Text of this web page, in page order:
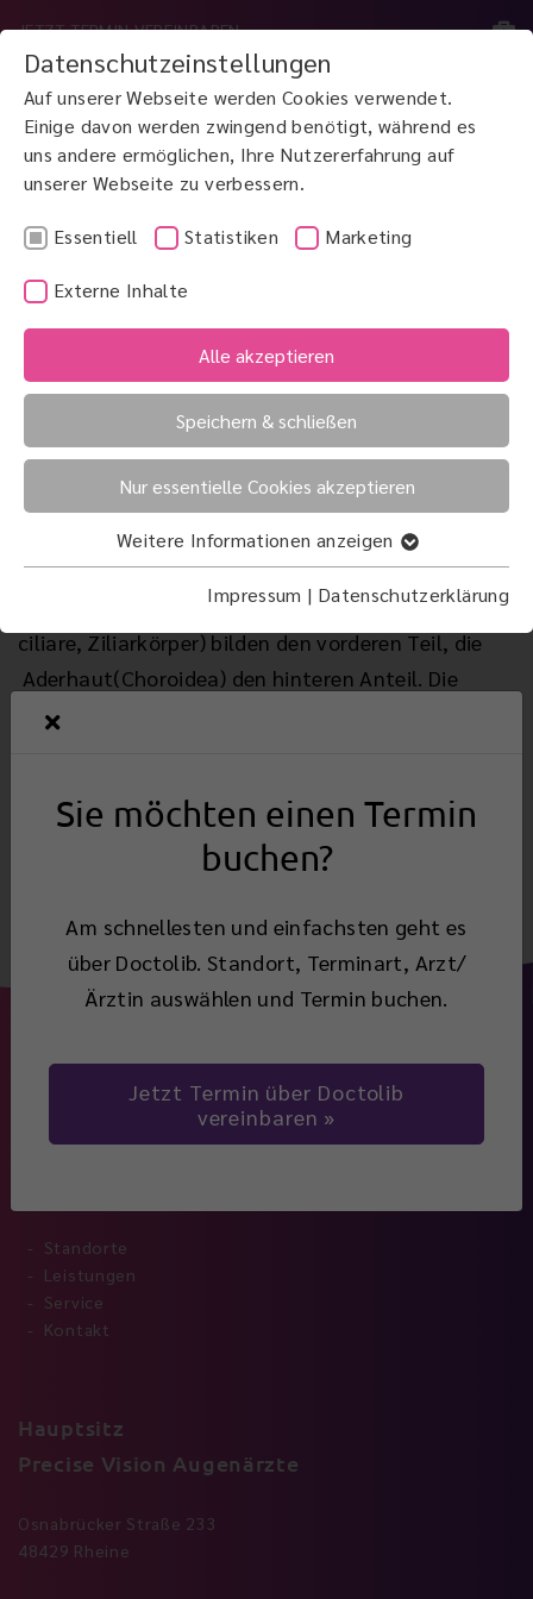
Datenschutzeinstellungen
Auf unserer Webseite werden Cookies verwendet.
Einige davon werden zwingend benötigt, während es
uns andere ermöglichen, Ihre Nutzererfahrung auf
unserer Webseite zu verbessern.
Essentiell Statistiken Marketing
Externe Inhalte
Alle akzeptieren
Speichern & schließen
Nur essentielle Cookies akzeptieren
Weitere Informationen anzeigen
Impressum | Datenschutzerklärung
JETZT TERMIN VEREINBAREN
JETZT ANRUFEN0800 3 100 900
UV-Schutz Uveitis
Uvea
Uvea (Traubenhaut)
Die Uvea (lat. uva = Traube) wird auch mittlere
Augenhaut genannt. Sie besteht aus drei Teilen:
Regenbogenhaut (Iris) und Strahlenkörper (Corpus
ciliare, Ziliarkörper) bilden den vorderen Teil, die
Aderhaut(Choroidea) den hinteren Anteil. Die
einzelnen Bestandteile haben unterschiedliche
Sie möchten einen Termin
buchen?
Am schnellesten und einfachsten geht es
über Doctolib. Standort, Terminart, Arzt/
Ärztin auswählen und Termin buchen.
Jetzt Termin über Doctolib
vereinbaren
Standorte
Leistungen
Service
Kontakt
Hauptsitz
Precise Vision Augenärzte
Osnabrücker Straße 233
48429 Rheine